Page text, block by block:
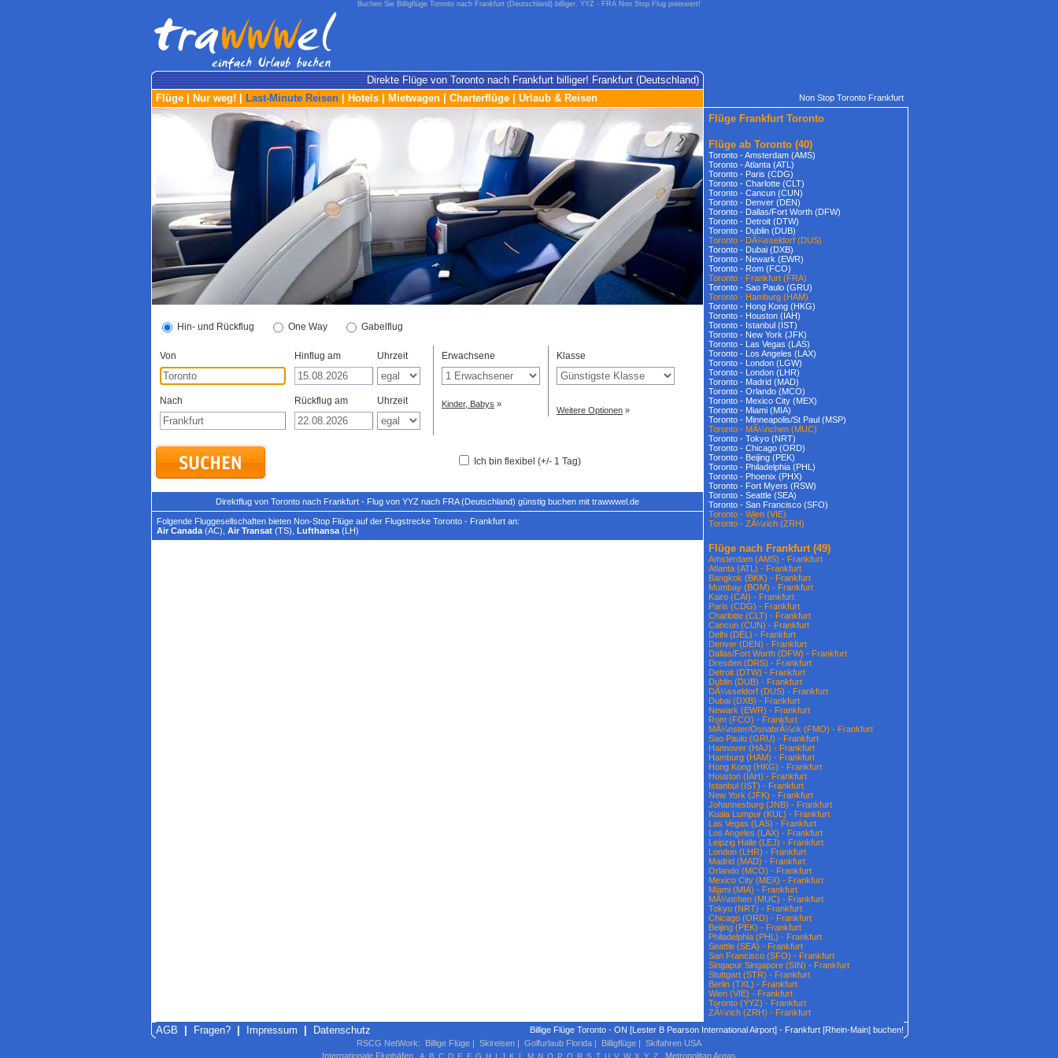
Buchen Sie Billigflüge Toronto nach Frankfurt (Deutschland) billiger. YYZ - FRA Non Stop Flug preiswert!
Direkte Flüge von Toronto nach Frankfurt billiger! Frankfurt (Deutschland)
Flüge
Nur weg! Last-Minute Reisen Hotels Mietwagen Charterflüge Urlaub & Reisen Non Stop Toronto Frankfurt
Hin- und Rückflug One Way Gabelflug
Von Hinflug am Uhrzeit
Nach Rückflug am Uhrzeit
Erwachsene
Kinder, Babys »
Klasse
Weitere Optionen »
Ich bin flexibel (+/- 1 Tag)
Direktflug von Toronto nach Frankfurt - Flug von YYZ nach FRA (Deutschland) günstig buchen mit trawwwel.de
Folgende Fluggesellschaften bieten Non-Stop Flüge auf der Flugstrecke Toronto - Frankfurt an:
Air Canada (AC), Air Transat (TS), Lufthansa (LH)
Flüge Frankfurt Toronto
Flüge ab Toronto (40)
Toronto - Amsterdam (AMS)
Toronto - Atlanta (ATL)
Toronto - Paris (CDG)
Toronto - Charlotte (CLT)
Toronto - Cancun (CUN)
Toronto - Denver (DEN)
Toronto - Dallas/Fort Worth (DFW)
Toronto - Detroit (DTW)
Toronto - Dublin (DUB)
Toronto - DÃ¼sseldorf (DUS)
Toronto - Dubai (DXB)
Toronto - Newark (EWR)
Toronto - Rom (FCO)
Toronto - Frankfurt (FRA)
Toronto - Sao Paulo (GRU)
Toronto - Hamburg (HAM)
Toronto - Hong Kong (HKG)
Toronto - Houston (IAH)
Toronto - Istanbul (IST)
Toronto - New York (JFK)
Toronto - Las Vegas (LAS)
Toronto - Los Angeles (LAX)
Toronto - London (LGW)
Toronto - London (LHR)
Toronto - Madrid (MAD)
Toronto - Orlando (MCO)
Toronto - Mexico City (MEX)
Toronto - Miami (MIA)
Toronto - Minneapolis/St Paul (MSP)
Toronto - MÃ¼nchen (MUC)
Toronto - Tokyo (NRT)
Toronto - Chicago (ORD)
Toronto - Beijing (PEK)
Toronto - Philadelphia (PHL)
Toronto - Phoenix (PHX)
Toronto - Fort Myers (RSW)
Toronto - Seattle (SEA)
Toronto - San Francisco (SFO)
Toronto - Wien (VIE)
Toronto - ZÃ¼rich (ZRH)
Flüge nach Frankfurt(49)
Amsterdam (AMS) - Frankfurt
Atlanta (ATL) - Frankfurt
Bangkok (BKK) - Frankfurt
Mumbay (BOM) - Frankfurt
Kairo (CAI) - Frankfurt
Paris (CDG) - Frankfurt
Charlotte (CLT) - Frankfurt
Cancun (CUN) - Frankfurt
Delhi (DEL) - Frankfurt
Denver (DEN) - Frankfurt
Dallas/Fort Worth (DFW) - Frankfurt
Dresden (DRS) - Frankfurt
Detroit (DTW) - Frankfurt
Dublin (DUB) - Frankfurt
DÃ¼sseldorf (DUS) - Frankfurt
Dubai (DXB) - Frankfurt
Newark (EWR) - Frankfurt
Rom (FCO) - Frankfurt
MÃ¼nster/OsnabrÃ¼ck (FMO) - Frankfurt
Sao Paulo (GRU) - Frankfurt
Hannover (HAJ) - Frankfurt
Hamburg (HAM) - Frankfurt
Hong Kong (HKG) - Frankfurt
Houston (IAH) - Frankfurt
Istanbul (IST) - Frankfurt
New York (JFK) - Frankfurt
Johannesburg (JNB) - Frankfurt
Kuala Lumpur (KUL) - Frankfurt
Las Vegas (LAS) - Frankfurt
Los Angeles (LAX) - Frankfurt
Leipzig Halle (LEJ) - Frankfurt
London (LHR) - Frankfurt
Madrid (MAD) - Frankfurt
Orlando (MCO) - Frankfurt
Mexico City (MEX) - Frankfurt
Miami (MIA) - Frankfurt
MÃ¼nchen (MUC) - Frankfurt
Tokyo (NRT) - Frankfurt
Chicago (ORD) - Frankfurt
Beijing (PEK) - Frankfurt
Philadelphia (PHL) - Frankfurt
Seattle (SEA) - Frankfurt
San Francisco (SFO) - Frankfurt
Singapur Singapore (SIN) - Frankfurt
Stuttgart (STR) - Frankfurt
Berlin (TXL) - Frankfurt
Wien (VIE) - Frankfurt
Toronto (YYZ) - Frankfurt
ZÃ¼rich (ZRH) - Frankfurt
AGB Fragen? Impressum Datenschutz
Billige Flüge Toronto - ON [Lester B Pearson International Airport] - Frankfurt [Rhein-Main] buchen!
RSCG NetWork: Billige Flüge | Skireisen | Golfurlaub Florida | Billigflüge | Skifahren USA
Internationale Flughäfen
A B C D E F G H I J K L M N O P Q R S T U V W X Y Z Metropolitan Areas